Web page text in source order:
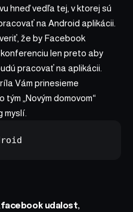
hneď vedľa tej, v ktorej sú
na Android aplikácii.
že by Facebook
len preto aby
pracovať na aplikácii.
Vám prinesieme
tým „Novým domovom“
myslí.
facebook udalost